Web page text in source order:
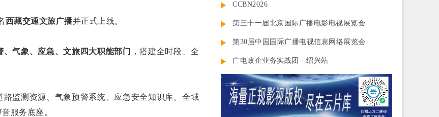
西藏交通文旅广播并正式上线。
气象、应急、文旅四大职能部门
，搭建全时段、全
监测资源、气象预警系统、应急安全知识库、全域
服务底座。
CCBN2026
第三十一届北京国际广播电影电视展览会
第30届中国国际广播电视信息网络展览会
广电政企业务实战团—绍兴站